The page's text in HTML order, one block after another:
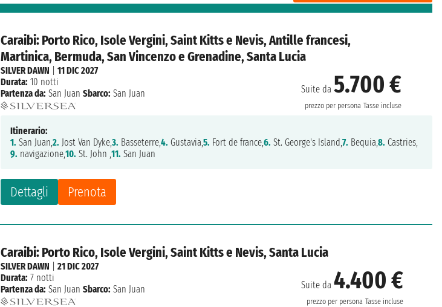
Caraibi: Porto Rico, Isole Vergini, Saint Kitts e Nevis, Antille francesi,
Martinica, Bermuda, San Vincenzo e Grenadine, Santa Lucia
Suite da5.700 €
prezzo per persona Tasse incluse
Dettagli Prenota
SILVER DAWN |11 DIC 2027
Durata: 10 notti
Partenza da: San Juan Sbarco: San Juan
Itinerario:
1. San Juan,2. Jost Van Dyke,3. Basseterre,4. Gustavia,5. Fort de france,6. St. George's Island,7. Bequia,8. Castries,
9. navigazione,10. St. John ,11. San Juan
Caraibi: Porto Rico, Isole Vergini, Saint Kitts e Nevis, Santa Lucia
Suite da4.400 €
prezzo per persona Tasse incluse
SILVER DAWN |21 DIC 2027
Durata: 7 notti
Partenza da: San Juan Sbarco: San Juan